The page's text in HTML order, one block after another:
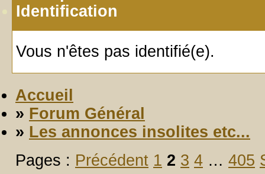
Identification
Vous n'êtes pas identifié(e).
Accueil
» Forum Général
» Les annonces insolites etc...
Pages : Précédent 1 2 3 4 … 405